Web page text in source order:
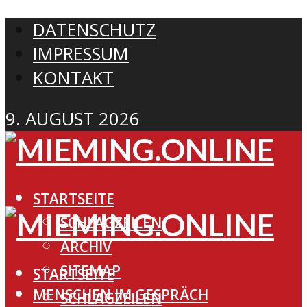
DATENSCHUTZ
IMPRESSUM
KONTAKT
9. AUGUST 2026
STARTSEITE
SCHLAGZEILEN
ARCHIV
SITEMAP
MENSCHEN IM GESPRÄCH
STARTSEITE
SCHLAGZEILEN